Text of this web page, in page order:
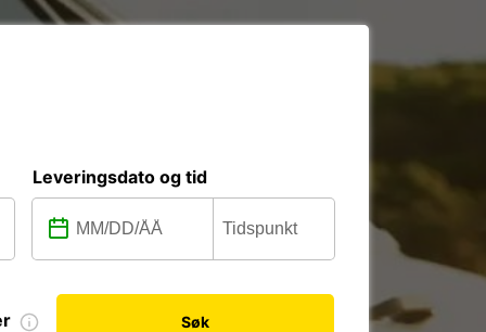
Leveringsdato og tid
Søk